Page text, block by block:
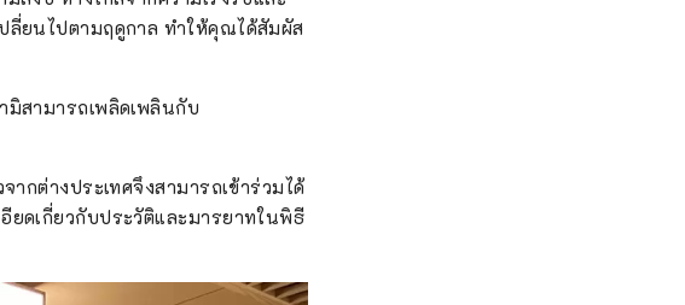
ลี่ยนไปตามฤดูกาล ทำให้คุณได้สัมผัส
สามารถเพลิดเพลินกับ
กต่างประเทศจึงสามารถเข้าร่วมได้
ดเกี่ยวกับประวัติและมารยาทในพิธี